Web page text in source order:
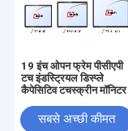
19 इंच ओपन फ्रेम पीसीएपी
टच इंडस्ट्रियल डिस्प्ले
कैपेसिटिव टचस्क्रीन मॉनिटर
सबसे अच्छी कीमत